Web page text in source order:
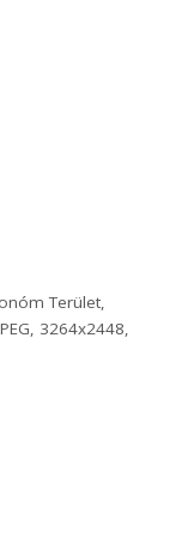
Terület,
3264x2448,